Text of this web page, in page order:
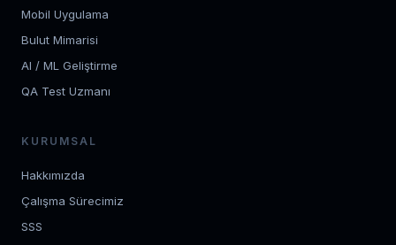
Mobil Uygulama
Bulut Mimarisi
AI / ML Geliştirme
QA Test Uzmanı
KURUMSAL
Hakkımızda
Çalışma Sürecimiz
SSS